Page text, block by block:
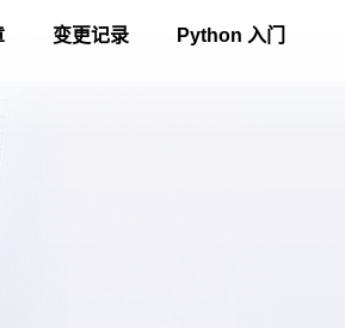
Python 入门
变更记录